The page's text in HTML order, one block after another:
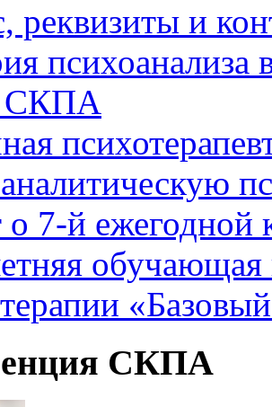
реквизиты и
психоанализа
СКПА
о 7-й
СКПА